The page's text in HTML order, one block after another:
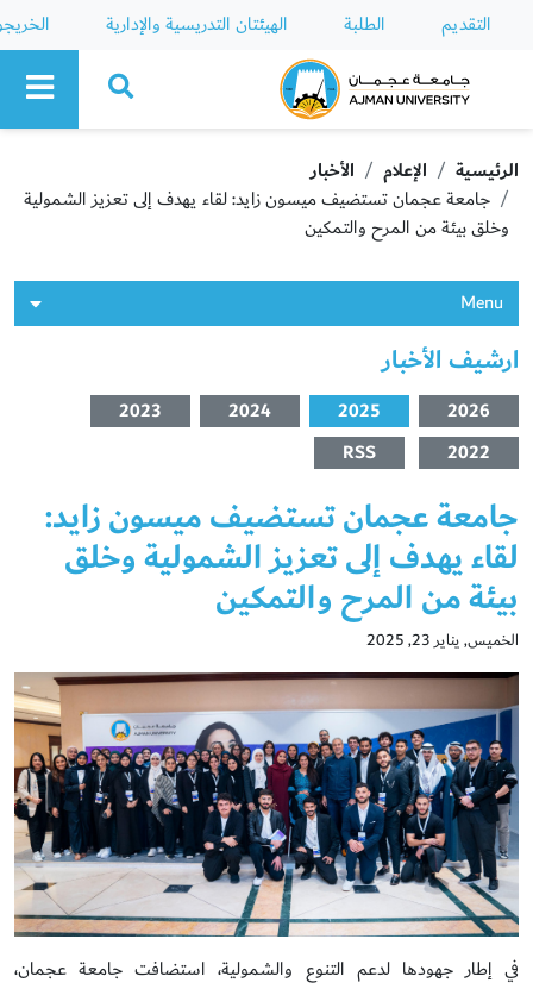
التقديم الطلبة الهيئتان التدريسية والإدارية
Ajman University
الرئيسية الإعلام
الأخبار
جامعة عجمان تستضيف ميسون زايد: لقاء يهدف إلى تعزيز الشمولية
وخلق بيئة من المرح والتمكين
Menu
ارشيف الأخبار
2026
2025
2024
2023
2022
RSS
جامعة عجمان تستضيف ميسون زايد:
لقاء يهدف إلى تعزيز الشمولية وخلق
بيئة من المرح والتمكين
الخميس, يناير 23, 2025
في إطار جهودها لدعم التنوع والشمولية، استضافت جامعة عجمان،